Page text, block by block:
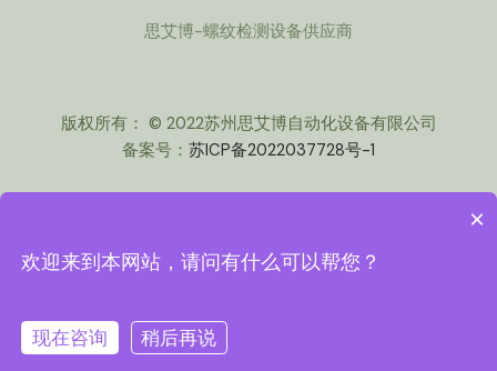
思艾博-螺纹检测设备供应商
版权所有： © 2022苏州思艾博自动化设备有限公司
备案号： 苏ICP备2022037728号-1
×
欢迎来到本网站，请问有什么可以帮您？
现在咨询 稍后再说